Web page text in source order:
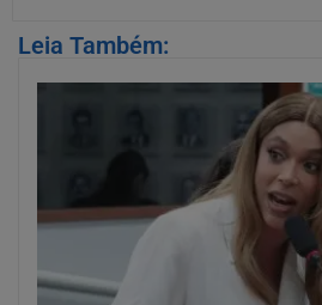
Leia Também: